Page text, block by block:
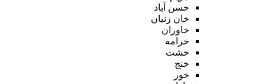
حسن آباد
خان زنیان
خاوران
خرامه
خشت
خنج
خور